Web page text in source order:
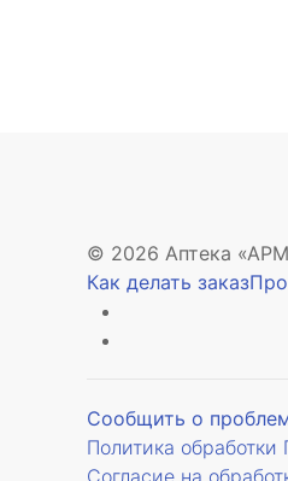
© 2026 Аптека
Как делать заказ
Сообщить о
Политика обработки
Согласие на